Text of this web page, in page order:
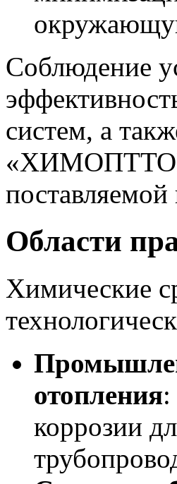
Соблюдение
систем, а
Области
Химические
отопления
коррозии